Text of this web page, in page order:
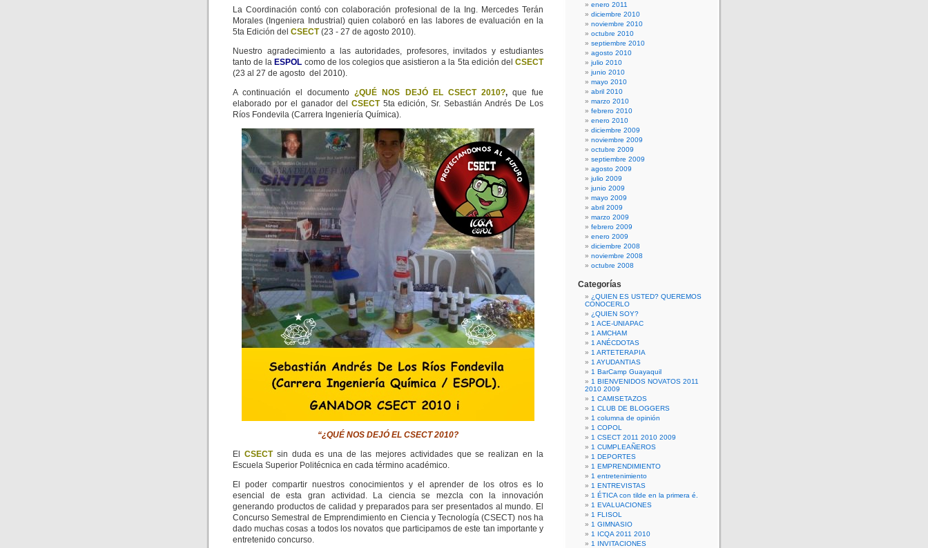
La Coordinación contó con colaboración profesional de la Ing. Mercedes Terán
Morales (Ingeniera Industrial) quien colaboró en las labores de evaluación en la
5ta Edición del CSECT(23 - 27 de agosto 2010).
Nuestro agradecimiento a las autoridades, profesores, invitados y estudiantes
tanto de la ESPOL como de los colegios que asistieron a la 5ta edición del CSECT
(23 al 27 de agosto del 2010).
A continuación el documento¿QUÉ NOS DEJÓ EL CSECT 2010?, que fue
elaborado por el ganador del CSECT5ta edición, Sr. Sebastián Andrés De Los
Ríos Fondevila (Carrera Ingeniería Química).
“¿QUÉ NOS DEJÓ EL CSECT 2010?
El CSECTsin duda es una de las mejores actividades que se realizan en la
Escuela Superior Politécnica en cada término académico.
El poder compartir nuestros conocimientos y el aprender de los otros es lo
esencial de esta gran actividad. La ciencia se mezcla con la innovación
generando productos de calidad y preparados para ser presentados al mundo. El
Concurso Semestral de Emprendimiento en Ciencia y Tecnología (CSECT) nos ha
dado muchas cosas a todos los novatos que participamos de este tan importante y
entretenido concurso.
enero 2011
diciembre 2010
noviembre 2010
octubre 2010
septiembre 2010
agosto 2010
julio 2010
junio 2010
mayo 2010
abril 2010
marzo 2010
febrero 2010
enero 2010
diciembre 2009
noviembre 2009
octubre 2009
septiembre 2009
agosto 2009
julio 2009
junio 2009
mayo 2009
abril 2009
marzo 2009
febrero 2009
enero 2009
diciembre 2008
noviembre 2008
octubre 2008
Categorías
¿QUIEN ES USTED? QUEREMOS
CONOCERLO
¿QUIEN SOY?
1 ACE-UNIAPAC
1 AMCHAM
1 ANÉCDOTAS
1 ARTETERAPIA
1 AYUDANTIAS
1 BarCamp Guayaquil
1 BIENVENIDOS NOVATOS 2011
2010 2009
1 CAMISETAZOS
1 CLUB DE BLOGGERS
1 columna de opinión
1 COPOL
1 CSECT 2011 2010 2009
1 CUMPLEAÑEROS
1 DEPORTES
1 EMPRENDIMIENTO
1 entretenimiento
1 ENTREVISTAS
1 ÉTICA con tilde en la primera é.
1 EVALUACIONES
1 FLISOL
1 GIMNASIO
1 ICQA 2011 2010
1 INVITACIONES